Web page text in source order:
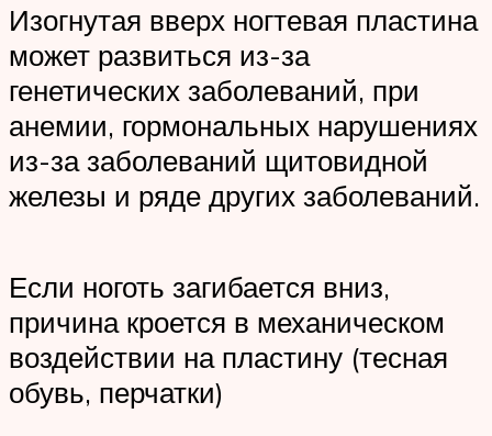
Изогнутая вверх ногтевая пластина
может развиться из-за
генетических заболеваний, при
анемии, гормональных нарушениях
из-за заболеваний щитовидной
железы и ряде других заболеваний.
Если ноготь загибается вниз,
причина кроется в механическом
воздействии на пластину (тесная
обувь, перчатки)